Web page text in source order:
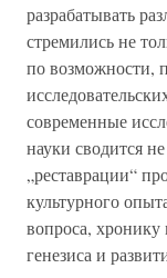
разрабатывать
стремились не
по возможности,
современные
науки сводится
„реставрации“
культурного
вопроса,
генезиса и